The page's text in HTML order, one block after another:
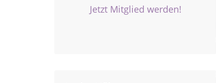
Jetzt Mitglied werden!